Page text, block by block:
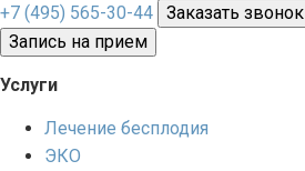
+7 (495) 565-30-44
Заказать звонок
Запись на прием
Услуги
Лечение бесплодия
ЭКО